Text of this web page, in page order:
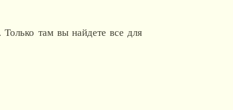
там вы найдете все для